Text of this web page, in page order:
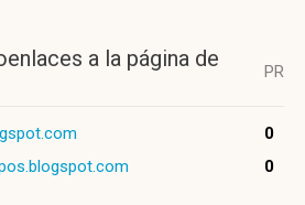
a la página de
PR
0
0